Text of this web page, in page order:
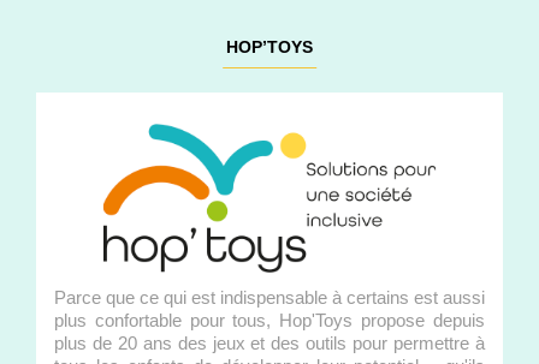
HOP’TOYS
Parce que ce qui est indispensable à certains est aussi
plus confortable pour tous, Hop'Toys propose depuis
plus de 20 ans des jeux et des outils pour permettre à